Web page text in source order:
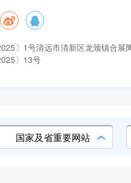
〕1号清远市清新区龙颈镇合展
〕13号
国家及省重要网站